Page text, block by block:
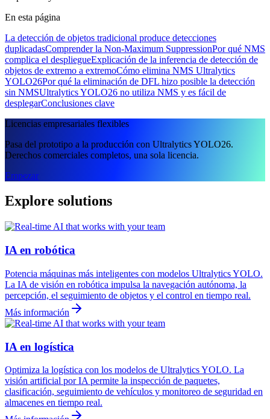
En esta página
La detección de objetos tradicional produce detecciones
duplicadasComprender la Non-Maximum SuppressionPor qué NMS
complica el despliegueExplicación de la inferencia de detección de
objetos de extremo a extremoCómo elimina NMS Ultralytics
YOLO26Por qué la eliminación de DFL hizo posible la detección
sin NMSUltralytics YOLO26 no utiliza NMS y es fácil de
desplegarConclusiones clave
Licencias empresariales flexibles
Pasa del prototipo a la producción con Ultralytics YOLO26.
Derechos comerciales completos, una sola licencia.
Empezar
Explore solutions
IA en robótica
Potencia máquinas más inteligentes con modelos Ultralytics YOLO.
La IA de visión en robótica impulsa la navegación autónoma, la
percepción, el seguimiento de objetos y el control en tiempo real.
Más información
IA en logística
Optimiza la logística con los modelos de Ultralytics YOLO. La
visión artificial por IA permite la inspección de paquetes,
clasificación, seguimiento de vehículos y monitoreo de seguridad en
almacenes en tiempo real.